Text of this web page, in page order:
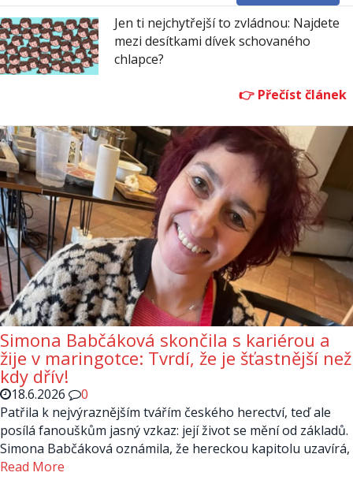
Jen ti nejchytřejší to zvládnou: Najdete
mezi desítkami dívek schovaného
chlapce?
Simona Babčáková skončila s kariérou a
žije v maringotce: Tvrdí, že je šťastnější než
kdy dřív!
18.6.2026
0
Patřila k nejvýraznějším tvářím českého herectví, teď ale
posílá fanouškům jasný vzkaz: její život se mění od základů.
Simona Babčáková oznámila, že hereckou kapitolu uzavírá,
Read More